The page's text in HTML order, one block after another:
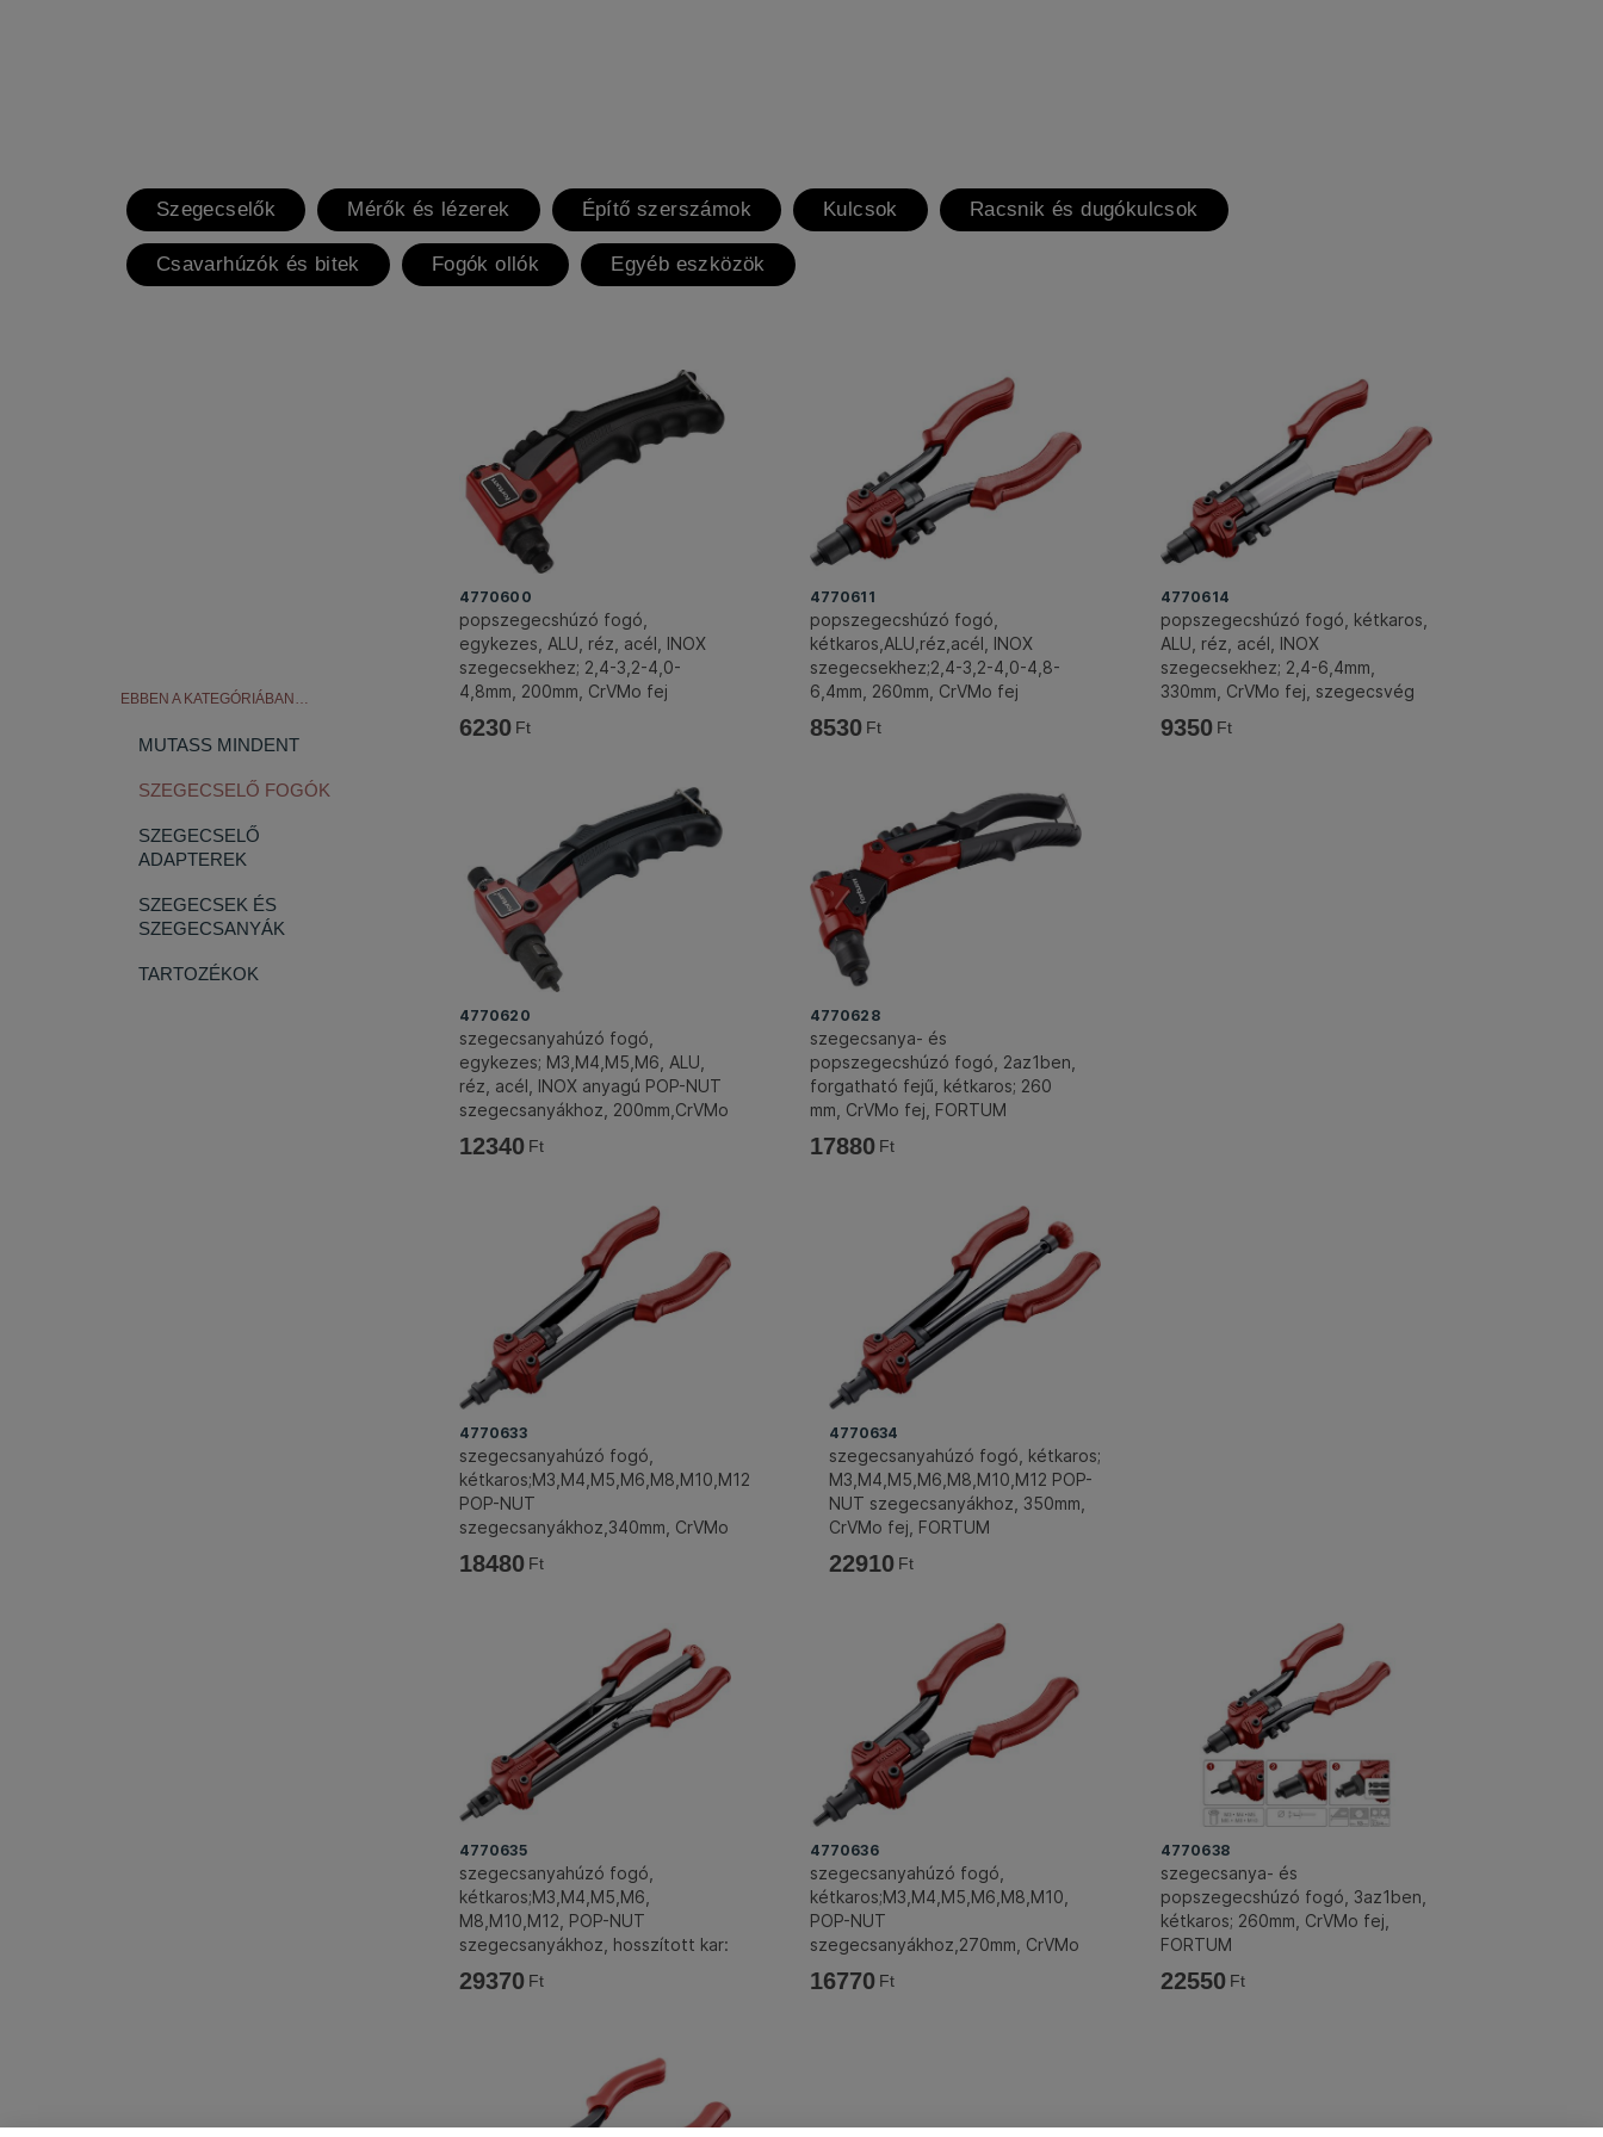
Szegecselők Mérők és lézerek Építő szerszámok Kulcsok Racsnik és dugókulcsok
Csavarhúzók és bitek Fogók ollók Egyéb eszközök
EBBEN A KATEGÓRIÁBAN…
MUTASS MINDENT
SZEGECSELŐ FOGÓK
SZEGECSELŐ
ADAPTEREK
SZEGECSEK ÉS
SZEGECSANYÁK
TARTOZÉKOK
4770600
popszegecshúzó fogó,
egykezes, ALU, réz, acél, INOX
szegecsekhez; 2,4-3,2-4,0-
4,8mm, 200mm, CrVMo fej
FORTUM
6230 Ft
4770611
popszegecshúzó fogó,
kétkaros,ALU,réz,acél, INOX
szegecsekhez;2,4-3,2-4,0-4,8-
6,4mm, 260mm, CrVMo fej
8530 Ft
4770614
popszegecshúzó fogó, kétkaros,
ALU, réz, acél, INOX
szegecsekhez; 2,4-6,4mm,
330mm, CrVMo fej, szegecsvég
gyűjtő
9350 Ft
4770620
szegecsanyahúzó fogó,
egykezes; M3,M4,M5,M6, ALU,
réz, acél, INOX anyagú POP-NUT
szegecsanyákhoz, 200mm,CrVMo
fej FORTUM
12340 Ft
4770628
szegecsanya- és
popszegecshúzó fogó, 2az1ben,
forgatható fejű, kétkaros; 260
mm, CrVMo fej, FORTUM
17880 Ft
4770633
szegecsanyahúzó fogó,
kétkaros;M3,M4,M5,M6,M8,M10,M12
POP-NUT
szegecsanyákhoz,340mm, CrVMo
fej, FORTUM
18480 Ft
4770634
szegecsanyahúzó fogó, kétkaros;
M3,M4,M5,M6,M8,M10,M12 POP-
NUT szegecsanyákhoz, 350mm,
CrVMo fej, FORTUM
22910 Ft
4770635
szegecsanyahúzó fogó,
kétkaros;M3,M4,M5,M6,
M8,M10,M12, POP-NUT
szegecsanyákhoz, hosszított kar:
390mm, CrVMo fej FORTUM
29370 Ft
4770636
szegecsanyahúzó fogó,
kétkaros;M3,M4,M5,M6,M8,M10,
POP-NUT
szegecsanyákhoz,270mm, CrVMo
fej, FORTUM
16770 Ft
4770638
szegecsanya- és
popszegecshúzó fogó, 3az1ben,
kétkaros; 260mm, CrVMo fej,
FORTUM
22550 Ft